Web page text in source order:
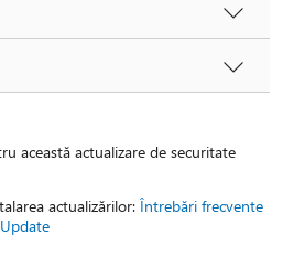
această actualizare de securitate
actualizărilor:Întrebări frecvente